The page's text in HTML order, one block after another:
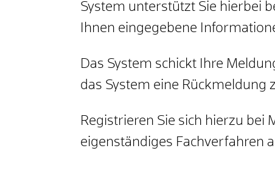
System unterstützt Sie hierbei
Ihnen eingegebene
Das System schickt Ihre
das System eine Rückmeldung
Registrieren Sie sich hierzu bei
eigenständiges Fachverfahren